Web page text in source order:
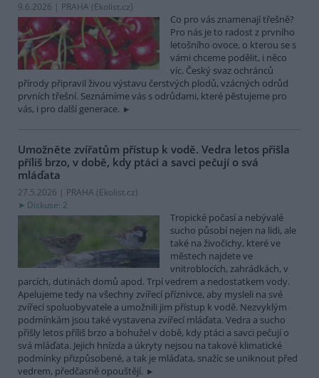
9.6.2026 | PRAHA (Ekolist.cz)
Co pro vás znamenají třešně?
Pro nás je to radost z prvního
letošního ovoce, o kterou se s
vámi chceme podělit, i něco
víc. Český svaz ochránců
přírody připravil živou výstavu čerstvých plodů, vzácných odrůd
prvních třešní. Seznámíme vás s odrůdami, které pěstujeme pro
vás, i pro další generace.
Umožněte zvířatům přístup k vodě. Vedra letos přišla
příliš brzo, v době, kdy ptáci a savci pečují o svá
mláďata
27.5.2026 | PRAHA (Ekolist.cz)
Diskuse: 2
Tropické počasí a nebývalé
sucho působí nejen na lidi, ale
také na živočichy, které ve
městech najdete ve
vnitroblocích, zahrádkách, v
parcích, dutinách domů apod. Trpí vedrem a nedostatkem vody.
Apelujeme tedy na všechny zvířecí příznivce, aby mysleli na své
zvířecí spoluobyvatele a umožnili jim přístup k vodě. Nezvyklým
podmínkám jsou také vystavena zvířecí mláďata. Vedra a sucho
přišly letos příliš brzo a bohužel v době, kdy ptáci a savci pečují o
svá mláďata. Jejich hnízda a úkryty nejsou na takové klimatické
podmínky přizpůsobené, a tak je mláďata, snažíc se uniknout před
vedrem, předčasně opouštějí.